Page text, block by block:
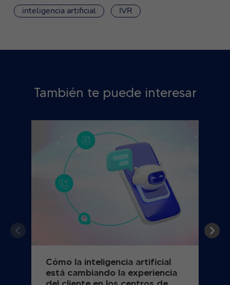
inteligencia artificial
IVR
También te puede interesar
Cómo la inteligencia artificial
está cambiando la experiencia